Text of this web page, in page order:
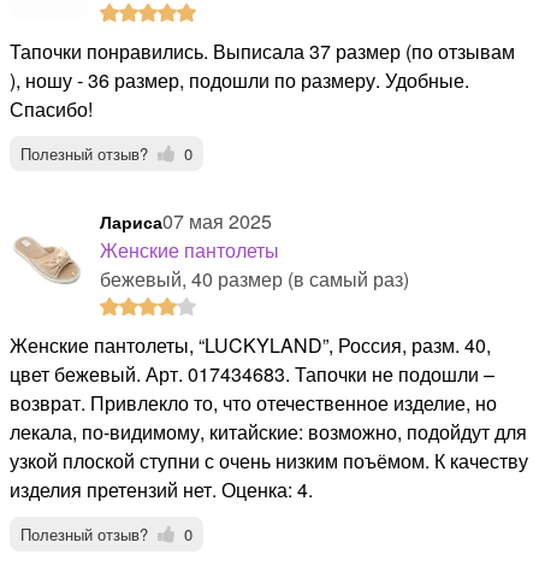
Тапочки понравились. Выписала 37 размер (по отзывам
), ношу - 36 размер, подошли по размеру. Удобные.
Спасибо!
Полезный отзыв? 0
Лариса07 мая 2025
Женские пантолеты
бежевый, 40 размер (в самый раз)
Женские пантолеты, “LUCKYLAND”, Россия, разм. 40,
цвет бежевый. Арт. 017434683. Тапочки не подошли –
возврат. Привлекло то, что отечественное изделие, но
лекала, по-видимому, китайские: возможно, подойдут для
узкой плоской ступни с очень низким поъёмом. К качеству
изделия претензий нет. Оценка: 4.
Полезный отзыв? 0